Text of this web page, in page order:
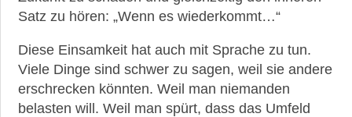
Satz zu hören: „Wenn es wiederkommt…“
Diese Einsamkeit hat auch mit Sprache zu tun.
Viele Dinge sind schwer zu sagen, weil sie andere
erschrecken könnten. Weil man niemanden
belasten will. Weil man spürt, dass das Umfeld